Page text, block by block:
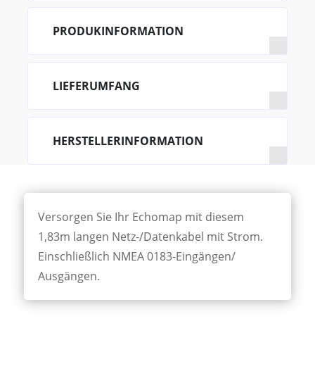
Versorgen Sie Ihr Echomap mit diesem
1,83m langen Netz-/Datenkabel mit Strom.
Einschließlich NMEA 0183-Eingängen/
Ausgängen.
PRODUKINFORMATION
LIEFERUMFANG
HERSTELLERINFORMATION